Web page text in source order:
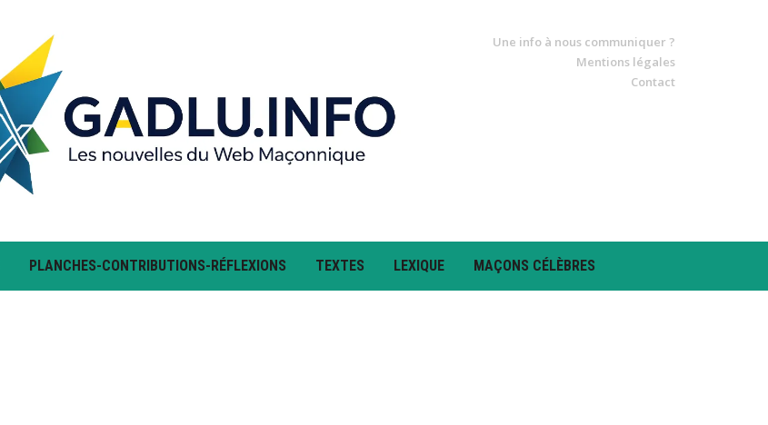
Une info à nous communiquer ?
Mentions légales
Contact
PLANCHES-CONTRIBUTIONS-RÉFLEXIONS TEXTES LEXIQUE MAÇONS CÉLÈBRES